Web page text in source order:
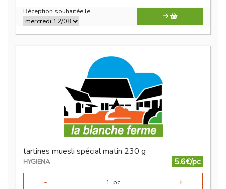
Réception souhaitée le
tartines muesli spécial matin 230 g
HYGIENA
5.6€/pc
-
1 pc +